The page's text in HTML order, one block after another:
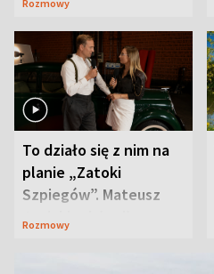
Rozmowy
To działo się z nim na
planie „Zatoki
Szpiegów”. Mateusz
Janicki odsłonił
Rozmowy